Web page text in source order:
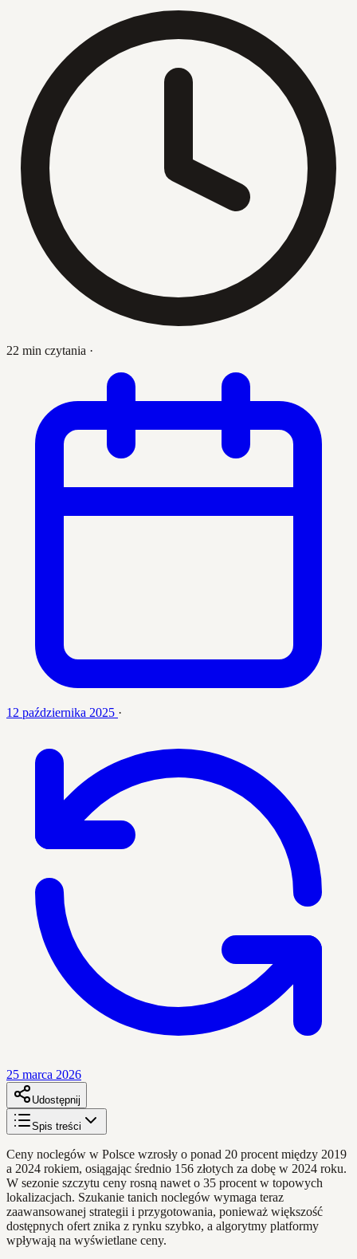
22 min czytania ·
12 października 2025 ·
25 marca 2026
Udostępnij
Spis treści
Ceny noclegów w Polsce wzrosły o ponad 20 procent między 2019
a 2024 rokiem, osiągając średnio 156 złotych za dobę w 2024 roku.
W sezonie szczytu ceny rosną nawet o 35 procent w topowych
lokalizacjach. Szukanie tanich noclegów wymaga teraz
zaawansowanej strategii i przygotowania, ponieważ większość
dostępnych ofert znika z rynku szybko, a algorytmy platformy
wpływają na wyświetlane ceny.